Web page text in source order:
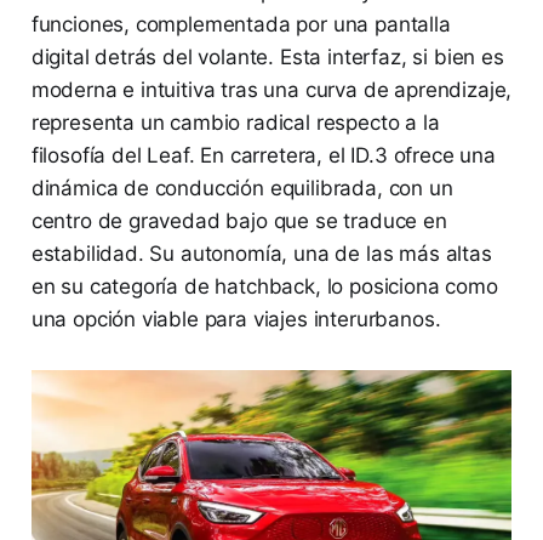
funciones, complementada por una pantalla
digital detrás del volante. Esta interfaz, si bien es
moderna e intuitiva tras una curva de aprendizaje,
representa un cambio radical respecto a la
filosofía del Leaf. En carretera, el ID.3 ofrece una
dinámica de conducción equilibrada, con un
centro de gravedad bajo que se traduce en
estabilidad. Su autonomía, una de las más altas
en su categoría de hatchback, lo posiciona como
una opción viable para viajes interurbanos.